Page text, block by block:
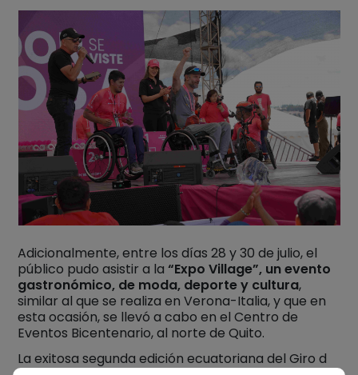
Adicionalmente, entre los días 28 y 30 de julio, el
público pudo asistir a la“Expo Village”, un evento
gastronómico, de moda, deporte y cultura,
similar al que se realiza en Verona-Italia, y que en
esta ocasión, se llevó a cabo en el Centro de
Eventos Bicentenario, al norte de Quito.
La exitosa segunda edición ecuatoriana del Giro d